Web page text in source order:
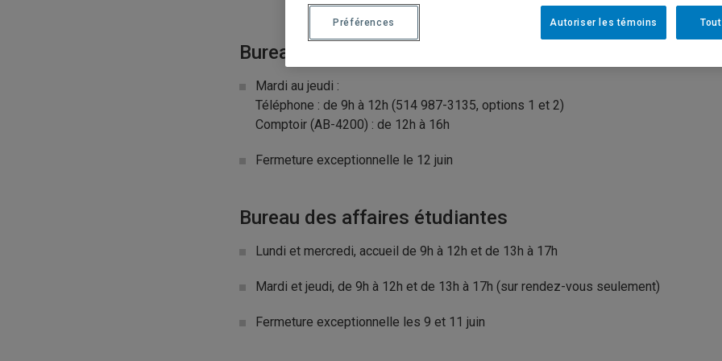
Bureau de l’aide financière et des bourses
Mardi au jeudi :
Téléphone : de 9h à 12h (514 987-3135, options 1 et 2)
Comptoir (AB-4200) : de 12h à 16h
Fermeture exceptionnelle le 12 juin
Bureau des affaires étudiantes
Lundi et mercredi, accueil de 9h à 12h et de 13h à 17h
Mardi et jeudi, de 9h à 12h et de 13h à 17h (sur rendez-vous seulement)
Fermeture exceptionnelle les 9 et 11 juin
Autoriser les témoins
Préférences